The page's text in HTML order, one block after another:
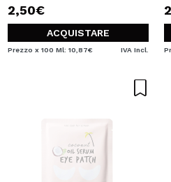
2,50€
ACQUISTARE
Prezzo x 100 Ml: 10,87€ IVA Incl.